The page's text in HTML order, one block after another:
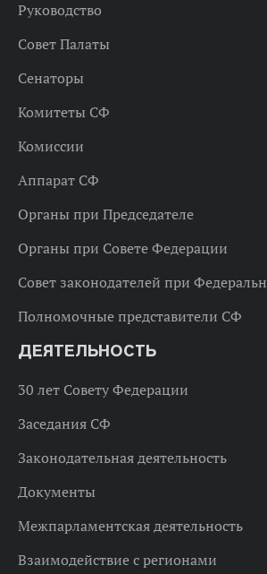
Руководство
Совет Палаты
Сенаторы
Комитеты СФ
Комиссии
Аппарат СФ
Органы при Председателе
Органы при Совете Федерации
Совет законодателей при
Полномочные представители СФ
ДЕЯТЕЛЬНОСТЬ
30 лет Совету Федерации
Заседания СФ
Законодательная деятельность
Документы
Межпарламентская деятельность
Взаимодействие с регионами